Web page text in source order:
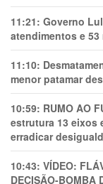
11:21: Governo
atendimentos e
11:10:
menor patamar
10:59: RUMO AO
estrutura 13 eixos
erradicar
10:43: VÍDEO:
DECISÃO-BOMBA